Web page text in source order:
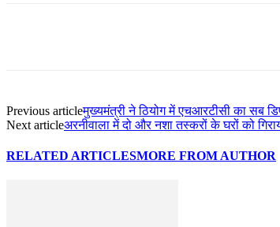
Previous articleमुख्यमंत्री ने ठियोग में एचआरटीसी का सब
Next articleअरनीवाला में दो और नशा तस्करों के घरों को
RELATED ARTICLESMORE FROM AUTHOR